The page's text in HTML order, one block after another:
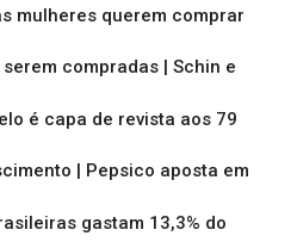
mulheres querem comprar
compradas | Schin e
é capa de revista aos 79
| Pepsico aposta em
gastam 13,3% do